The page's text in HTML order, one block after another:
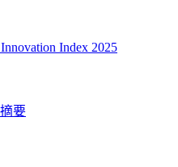
Index 2025
要